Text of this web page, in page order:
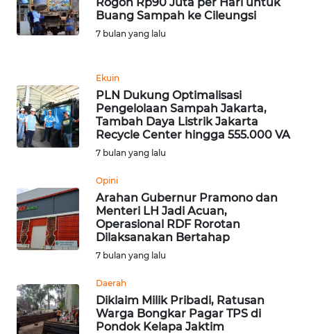
Buang Sampah ke Cileungsi
7 bulan yang lalu
Ekuin
PLN Dukung Optimalisasi
Pengelolaan Sampah Jakarta,
Tambah Daya Listrik Jakarta
Recycle Center hingga 555.000 VA
7 bulan yang lalu
Opini
Arahan Gubernur Pramono dan
Menteri LH Jadi Acuan,
Operasional RDF Rorotan
Dilaksanakan Bertahap
7 bulan yang lalu
Daerah
Diklaim Milik Pribadi, Ratusan
Warga Bongkar Pagar TPS di
Pondok Kelapa Jaktim
WN
KALTENG
KALTARA
WN
KALSEL
KALTIM
WN
SULSEL
GORONTALO
WN